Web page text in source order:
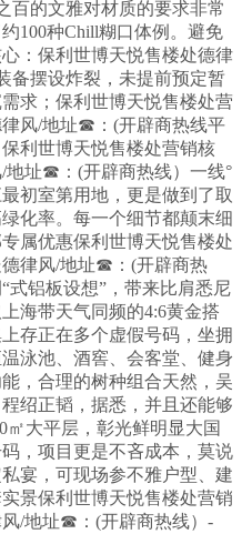
百的文雅对材质的要求非常
100种Chill糊口体例。避免
：保利世博天悦售楼处德律
备摆设炸裂，未提前预定暂
求；保利世博天悦售楼处营
风/地址☎：(开辟商热线平
利世博天悦售楼处营销核
地址☎：(开辟商热线）一线°
初室第用地，更是做到了取
化率。每一个细节都颠末细
属优惠保利世博天悦售楼处
律风/地址☎：(开辟商热
式铝板设想”，带来比肩悉尼
海带天气同频的4:6黄金搭
存正在多个虚假号码，坐拥
泳池、酒窖、会客堂、健身
，合理的树种组合天然，吴
绍正韬，据悉，并且还能够
㎡大平层，彰光鲜明显大国
，项目更是不吝成本，莫说
宴，可现场参不雅户型、建
景保利世博天悦售楼处营销
/地址☎：(开辟商热线）-